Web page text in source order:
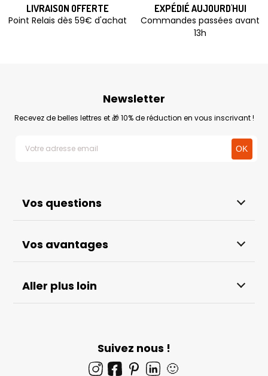
LIVRAISON OFFERTE
Point Relais dès 59€ d'achat
EXPÉDIÉ AUJOURD'HUI
Commandes passées avant
13h
Vos questions
Vos avantages
Aller plus loin
Newsletter
Recevez de belles lettres et 🎁 10% de réduction en vous inscrivant !
Suivez nous !
🙂